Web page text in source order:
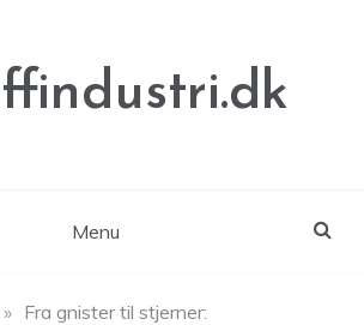
Menu
» Fra gnister til stjerner: